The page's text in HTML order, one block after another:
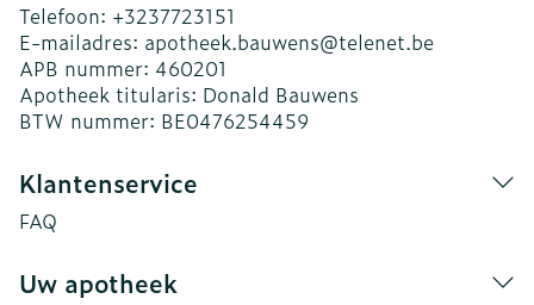
Telefoon: +3237723151
E-mailadres: apotheek.bauwens@telenet.be
APB nummer: 460201
Apotheek titularis: Donald Bauwens
BTW nummer: BE0476254459
Klantenservice
FAQ
Uw apotheek